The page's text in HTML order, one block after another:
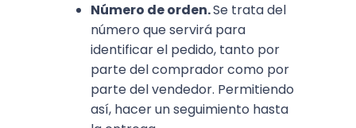
Número de orden.Se trata del
número que servirá para
identificar el pedido, tanto por
parte del comprador como por
parte del vendedor. Permitiendo
así, hacer un seguimiento hasta